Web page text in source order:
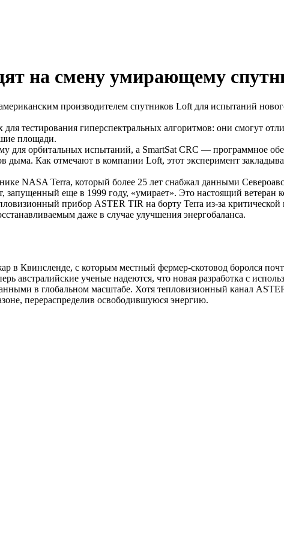
на смену умирающему
производителем спутников Loft для испытаний
тестирования гиперспектральных алгоритмов: они смогут
площади.
орбитальных испытаний, а SmartSat CRC — программное
дыма. Как отмечают в компании Loft, этот эксперимент
NASA Terra, который более 25 лет снабжал данными
еще в 1999 году, «умирает». Это настоящий ветеран
прибор ASTER TIR на борту Terra из-за критической
даже в случае улучшения энергобаланса.
Квинсленде, с которым местный фермер-скотовод боролся
австралийские ученые надеются, что новая разработка с
в глобальном масштабе. Хотя тепловизионный канал
перераспределив освободившуюся энергию.